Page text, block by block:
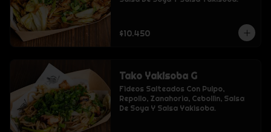
$10.450
Tako Yakisoba G
Fideos Salteados Con Pulpo,
Repollo, Zanahoria, Cebollin, Salsa
De Soya Y Salsa Yakisoba.